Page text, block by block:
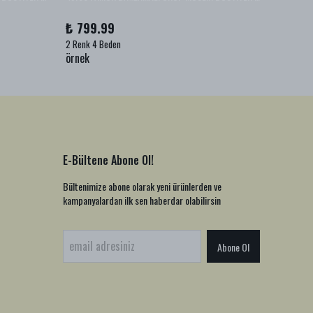
₺ 799.99
2 Renk 4 Beden
örnek
E-Bültene Abone Ol!
Bültenimize abone olarak yeni ürünlerden ve
kampanyalardan ilk sen haberdar olabilirsin
Abone Ol